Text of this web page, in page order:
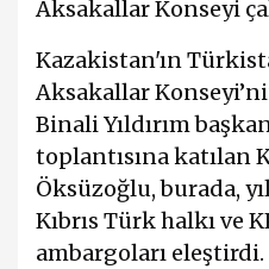
Aksakallar Konseyi
Kazakistan'ın
Aksakallar
Binali Yıldırım
toplantısına katılan
Öksüzoğlu, burada,
Kıbrıs Türk halkı ve
ambargoları eleştirdi.